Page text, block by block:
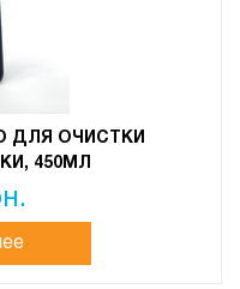
ДЛЯ ОЧИСТКИ
450МЛ